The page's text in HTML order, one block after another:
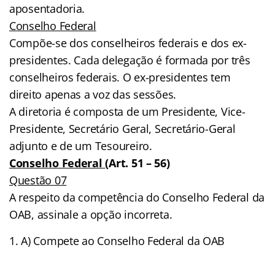
aposentadoria.
Conselho Federal
Compõe-se dos conselheiros federais e dos ex-
presidentes. Cada delegação é formada por três
conselheiros federais. O ex-presidentes tem
direito apenas a voz das sessões.
A diretoria é composta de um Presidente, Vice-
Presidente, Secretário Geral, Secretário-Geral
adjunto e de um Tesoureiro.
Conselho Federal(Art. 51 – 56)
Questão 07
A respeito da competência do Conselho Federal da
OAB, assinale a opção incorreta.
A) Compete ao Conselho Federal da OAB